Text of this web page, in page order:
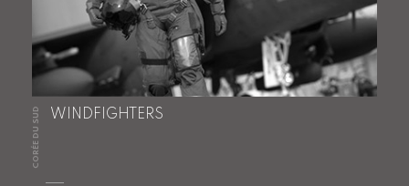
CORÉE DU SUD WINDFIGHTERS